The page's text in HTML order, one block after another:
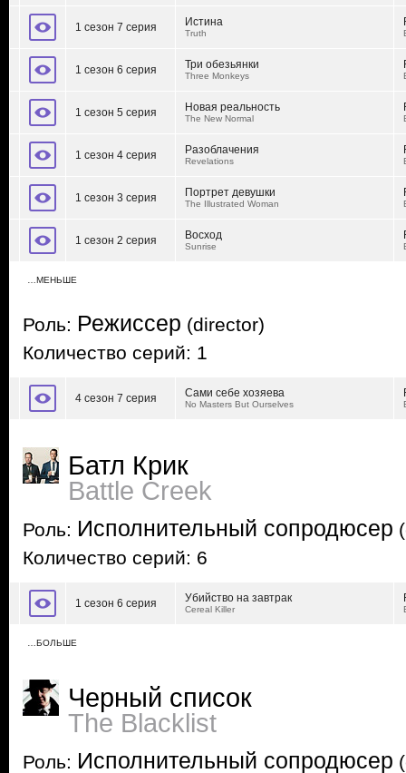
1 сезон 7 серия Истина
Truth
1 сезон 6 серия Три обезьянки
Three Monkeys
1 сезон 5 серия Новая реальность
The New Normal
1 сезон 4 серия Разоблачения
Revelations
1 сезон 3 серия Портрет девушки
The Illustrated Woman
1 сезон 2 серия Восход
Sunrise
…МЕНЬШЕ
Роль: Режиссер (director)
Количество серий: 1
4 сезон 7 серия Сами себе хозяева
No Masters But Ourselves
Батл Крик
Battle Creek
Роль: Исполнительный сопродюсер
Количество серий: 6
1 сезон 6 серия Убийство на завтрак
Cereal Killer
…БОЛЬШЕ
Черный список
The Blacklist
Роль: Исполнительный сопродюсер